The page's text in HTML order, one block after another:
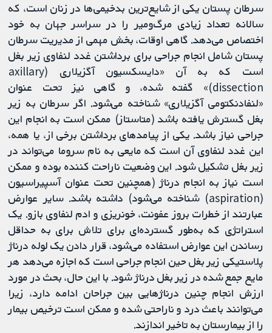
سرطان پستان یکی از شایع‌ترین بدخیمی‌ها در زنان است، که
سالانه تعداد زیادی مرگ‌ومیر را در سراسر جهان به خود
اختصاص می‌دهد. گاهی اوقات، بخش مهمی از مدیریت سرطان
پستان شامل انجام جراحی برای برداشتن غدد لنفاوی زیر بغل
است که به آن «دایسکسیون آگزیلاری (axillary
dissection)» گفته شده، و گاهی نیز تحت عنوان
«لنفادنکتومی آگزیلاری» شناخته می‌شود. اگر سرطان به زیر
بغل گسترش یافته باشد (متاستاز) ممکن است به انجام این
جراحی نیاز باشد. یکی از پیامدهای برداشتن برخی از، یا همه،
این غدد لنفاوی آن است که مایعی به نام سروما می‌تواند در
زیر بغل تشکیل شود. این وضعیت ناراحت کننده بوده و ممکن
است نیاز به انجام درناژ (همچنین تحت عنوان آسپیراسیون
(aspiration) شناخته می‌شود) داشته باشد. سایر عوارض
عبارتند از خطرات بروز عفونت، خونریزی و ادم لنفاوی بازو. یک
استراتژی که به‌طور گسترده‌ای برای تلاش برای به حداقل
رساندن این عوارض استفاده می‌شود، قرار دادن یک لوله درناژ
پلاستیکی زیر بغل حین انجام جراحی است که اجازه می‌دهد هر
مایع جمع شده در زیر بغل درناژ شود. با این حال، بحث در مورد
ارزش انجام چنین درناژ‌هایی بین جراحان ادامه دارد، زیرا
می‌توانند باعث درد و ناراحتی شده و ممکن است ترخیص بیمار
را از بیمارستان به تاخیر اندازند.